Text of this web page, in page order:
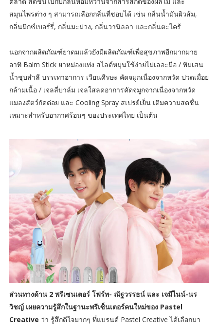
สมุนไพรต่าง ๆ สามารถเลือกกลิ่นที่ชอบได้ เช่น กลิ่นน้ำมันผิวส้ม,
กลิ่นมิกซ์เบอร์รี่, กลิ่นมะม่วง, กลิ่นวานิลลา และกลิ่นตะไคร้
นอกจากผลิตภัณฑ์ยาดมแล้วยังมีผลิตภัณฑ์เพื่อสุขภาพอีกมากมาย
อาทิ Balm Stick ยาหม่องแท่ง สไลด์หมุนใช้ง่ายไม่เลอะมือ / พิมเสน
น้ำชุบสำลี บรรเทาอาการ เวียนศีรษะ คัดจมูกเนื่องจากหวัด ปวดเมื่อย
กล้ามเนื้อ / เจลลี่บาล์ม เจลใสลดอาการคัดจมูกจากเนื่องจากหวัด
แมลงสัตว์กัดต่อย และ Cooling Spray สเปรย์เย็น เติมความสดชื่น
เหมาะสำหรับอากาศร้อนๆ ของประเทศไทย เป็นต้น
ส่วนทางด้าน 2 พรีเซนเตอร์ โฟร์ท- ณัฐวรรธน์ และ เจมีไนน์-นร
วิชญ์ เผยความรู้สึกในฐานะพรีเซ็นเตอร์คนใหม่ของ Pastel
Creative ว่า รู้สึกดีใจมากๆ ที่แบรนด์ Pastel Creative ได้เลือกมา